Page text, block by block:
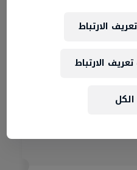
الارتباط
الارتباط